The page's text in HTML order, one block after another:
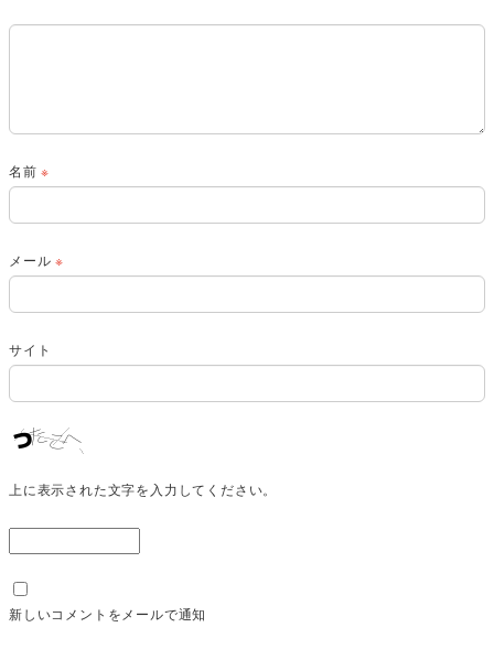
名前※
メール※
サイト
上に表示された文字を入力してください。
新しいコメントをメールで通知